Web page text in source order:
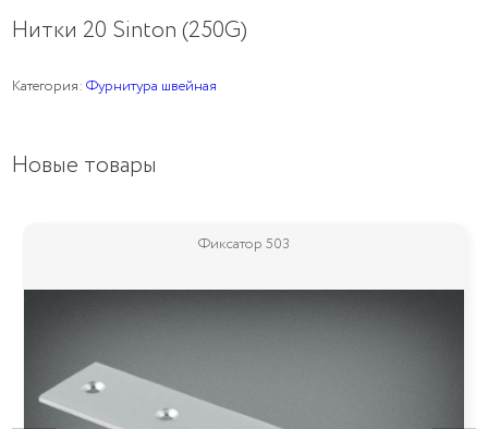
Нитки 20 Sinton (250G)
Категория:Фурнитура швейная
Новые товары
Фиксатор 503